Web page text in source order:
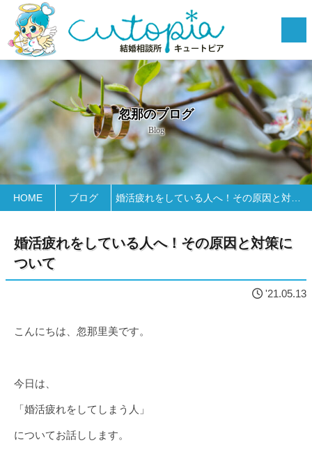
忽那のブログ
Blog
HOME ブログ 婚活疲れをしている人へ！その原因と対策について
婚活疲れをしている人へ！その原因と対策に
ついて
'21.05.13
こんにちは、忽那里美です。
今日は、
「婚活疲れをしてしまう人」
についてお話しします。